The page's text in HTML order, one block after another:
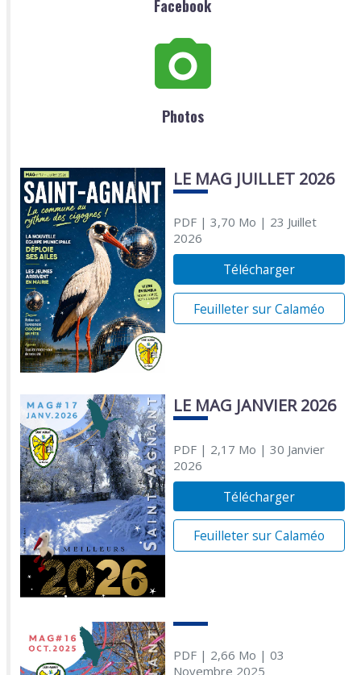
Facebook
Photos
LE MAG JUILLET 2026
PDF| 3,70 Mo | 23 Juillet
2026
Télécharger
Feuilleter sur Calaméo
LE MAG JANVIER 2026
PDF| 2,17 Mo | 30 Janvier
2026
Télécharger
Feuilleter sur Calaméo
PDF| 2,66 Mo | 03
Novembre 2025